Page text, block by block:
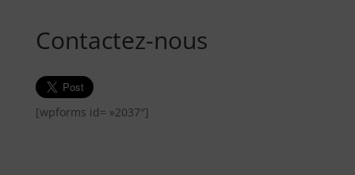
Contactez-nous
[wpforms id= »2037″]